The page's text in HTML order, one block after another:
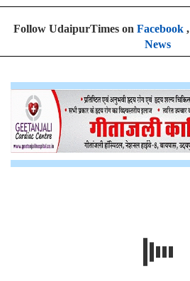
Follow UdaipurTimes on Facebook,
News